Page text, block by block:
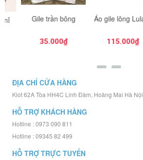
Gile trần bông
35.000₫
Áo gile lông Lulaby
115.000₫
ĐỊA CHỈ CỬA HÀNG
Kiot 62A Tòa HH4C Linh Đàm, Hoàng Mai Hà Nội
HỖ TRỢ KHÁCH HÀNG
Hotline : 0973 090 811
Hotline : 09345 82 499
HỖ TRỢ TRỰC TUYẾN